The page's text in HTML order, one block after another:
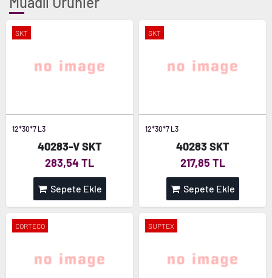
SKT
12*30*7 L3
40283-V SKT
283,54 TL
Sepete Ekle
SKT
12*30*7 L3
40283 SKT
217,85 TL
Sepete Ekle
CORTECO SUPTEX